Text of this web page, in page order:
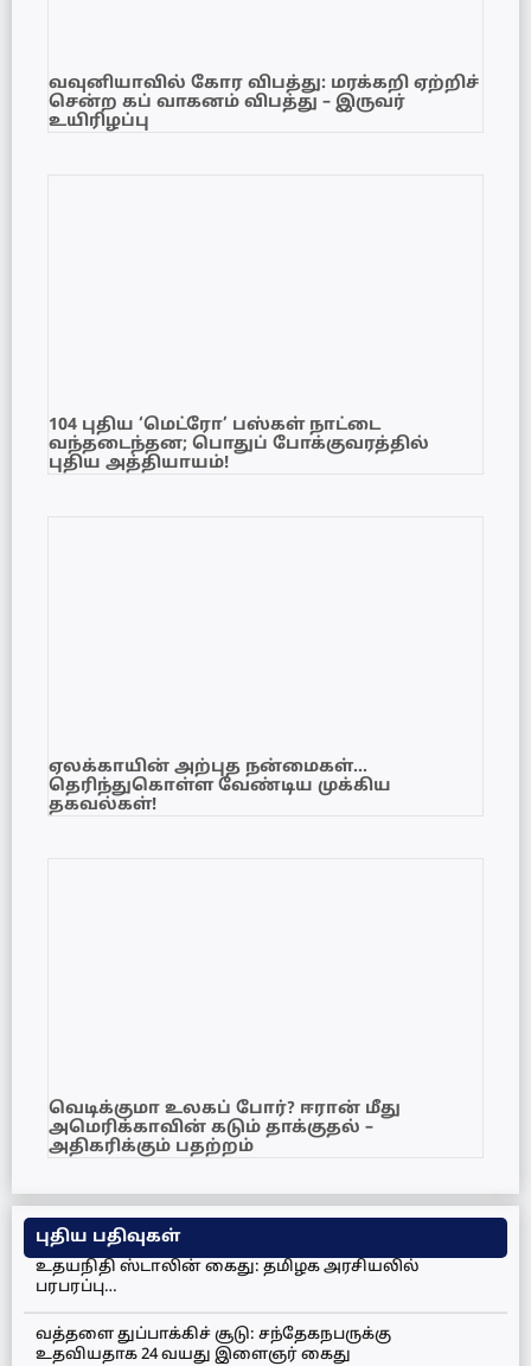
வவுனியாவில் கோர விபத்து: மரக்கறி ஏற்றிச்
சென்ற கப் வாகனம் விபத்து – இருவர்
உயிரிழப்பு
104 புதிய ‘மெட்ரோ’ பஸ்கள் நாட்டை
வந்தடைந்தன; பொதுப் போக்குவரத்தில்
புதிய அத்தியாயம்!
ஏலக்காயின் அற்புத நன்மைகள்…
தெரிந்துகொள்ள வேண்டிய முக்கிய
தகவல்கள்!
வெடிக்குமா உலகப் போர்? ஈரான் மீது
அமெரிக்காவின் கடும் தாக்குதல் –
அதிகரிக்கும் பதற்றம்
புதிய பதிவுகள்
உதயநிதி ஸ்டாலின் கைது: தமிழக அரசியலில்
பரபரப்பு…
வத்தளை துப்பாக்கிச் சூடு: சந்தேகநபருக்கு
உதவியதாக 24 வயது இளைஞர் கைது